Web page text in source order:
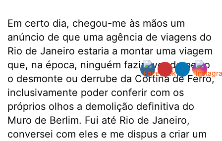
Em certo dia, chegou-me às mãos um
anúncio de que uma agência de viagens do
Rio de Janeiro estaria a montar uma viagem
que, na época, ninguém fazia: ver de perto
o desmonte ou derrube da Cortina de Ferro,
inclusivamente poder conferir com os
próprios olhos a demolição definitiva do
Muro de Berlim. Fui até Rio de Janeiro,
conversei com eles e me dispus a criar um